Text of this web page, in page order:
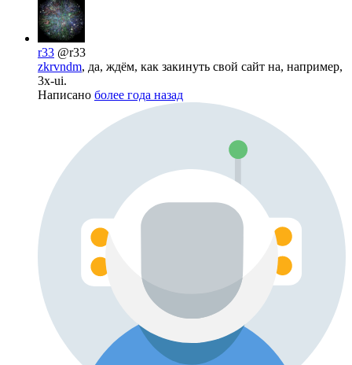
r33 @r33
zkrvndm, да, ждём, как закинуть свой сайт на, например,
3x-ui.
Написано более года назад